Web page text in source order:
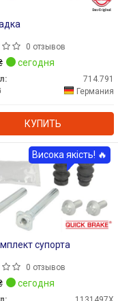
0 отзывов
сегодня
714.791
Германия
КУПИТЬ
супорта
0 отзывов
сегодня
Висока якість! 🔥